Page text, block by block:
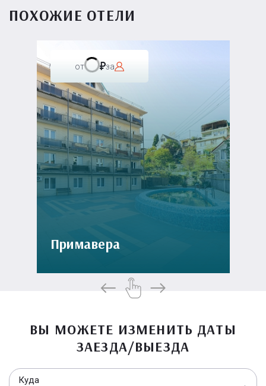
ПОХОЖИЕ ОТЕЛИ
от за
Примавера
ВЫ МОЖЕТЕ ИЗМЕНИТЬ ДАТЫ
ЗАЕЗДА/ВЫЕЗДА
Куда